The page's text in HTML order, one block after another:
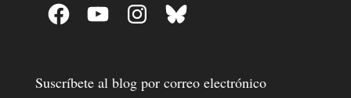
Facebook YouTube InstagramBluesky
Suscríbete al blog por correo electrónico